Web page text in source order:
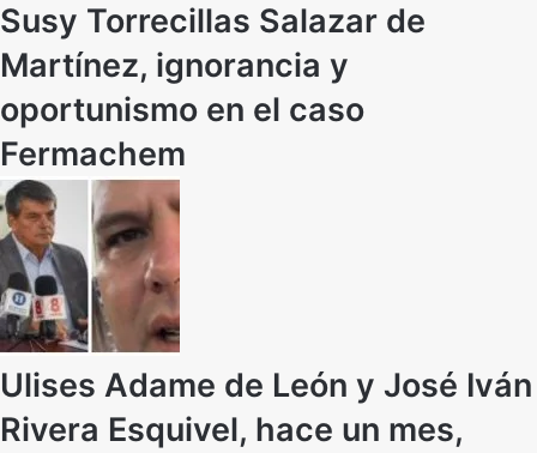
Susy Torrecillas Salazar de
Martínez, ignorancia y
oportunismo en el caso
Fermachem
Ulises Adame de León y José Iván
Rivera Esquivel, hace un mes,